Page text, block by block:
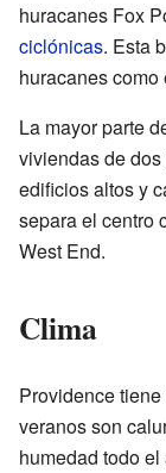
huracanes Fox
ciclónicas. Esta
huracanes
La mayor parte
viviendas de
edificios altos y
separa el centro
West End.
Clima
Providence tiene
veranos son
humedad todo